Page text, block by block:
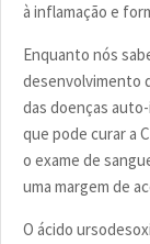
à inflamação e
Enquanto nós
desenvolvimento
das doenças
que pode curar a
o exame de
uma margem de
O ácido